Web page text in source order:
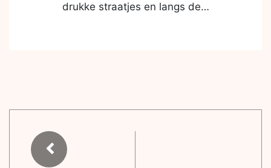
drukke straatjes en langs de…